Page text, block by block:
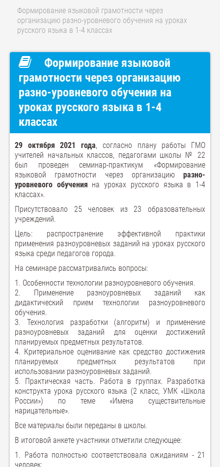
Формирование языковой грамотности через
организацию разно-уровневого обучения на уроках
русского языка в 1-4 классах
Формирование языковой
грамотности через организацию
разно-уровневого обучения на
уроках русского языка в 1-4
классах
29 октября 2021 года, согласно плану работы ГМО
учителей начальных классов, педагогами школы № 22
был проведен семинар-практикум «Формирование
языковой грамотности через организациюразно-
уровневого обучения на уроках русского языка в 1-4
классах».
Присутствовало 25 человек из 23 образовательных
учреждений.
Цель: распространение эффективной практики
применения разноуровневых заданий на уроках русского
языка среди педагогов города.
На семинаре рассматривались вопросы:
1. Особенности технологии разноуровневого обучения.
2. Применение разноуровневых заданий как
дидактический прием технологии разноуровневого
обучения.
3. Технология разработки (алгоритм) и применение
разноуровневых заданий для оценки достижений
планируемых предметных результатов.
4. Критериальное оценивание как средство достижения
планируемых предметных результатов при
использовании разноуровневых заданий.
5. Практическая часть. Работа в группах. Разработка
конструкта урока русского языка (2 класс, УМК «Школа
России») по теме «Имена существительные
нарицательные».
Все материалы были переданы в школы.
В итоговой анкете участники отметили следующее:
1. Работа полностью соответствовала ожиданиям - 21
человек;